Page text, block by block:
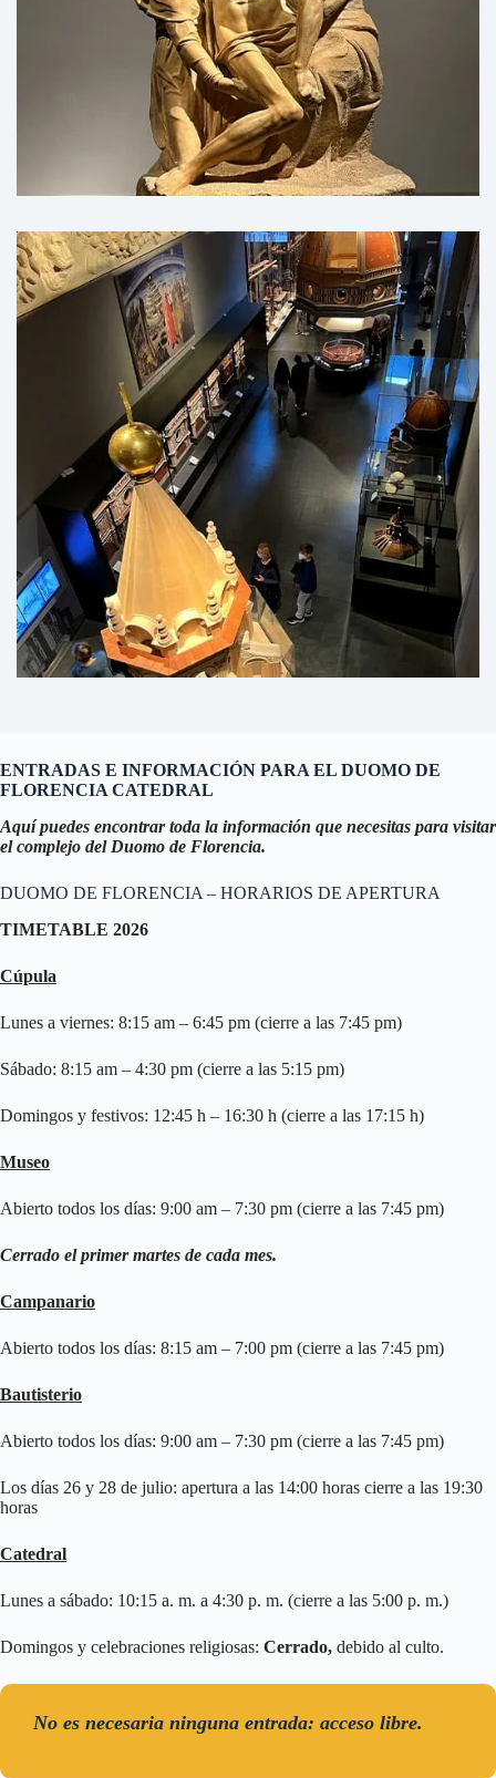
ENTRADAS E INFORMACIÓN PARA EL DUOMO DE
FLORENCIA CATEDRAL
Aquí puedes encontrar toda la información que necesitas para visitar
el complejo del Duomo de Florencia.
DUOMO DE FLORENCIA – HORARIOS DE APERTURA
TIMETABLE 2026
Cúpula
Lunes a viernes: 8:15 am – 6:45 pm (cierre a las 7:45 pm)
Sábado: 8:15 am – 4:30 pm (cierre a las 5:15 pm)
Domingos y festivos: 12:45 h – 16:30 h (cierre a las 17:15 h)
Museo
Abierto todos los días: 9:00 am – 7:30 pm (cierre a las 7:45 pm)
Cerrado el primer martes de cada mes.
Campanario
Abierto todos los días: 8:15 am – 7:00 pm (cierre a las 7:45 pm)
Bautisterio
Abierto todos los días: 9:00 am – 7:30 pm (cierre a las 7:45 pm)
Los días 26 y 28 de julio: apertura a las 14:00 horas cierre a las 19:30
horas
Catedral
Lunes a sábado: 10:15 a. m. a 4:30 p. m. (cierre a las 5:00 p. m.)
Domingos y celebraciones religiosas: Cerrado, debido al culto.
No es necesaria ninguna entrada: acceso libre.